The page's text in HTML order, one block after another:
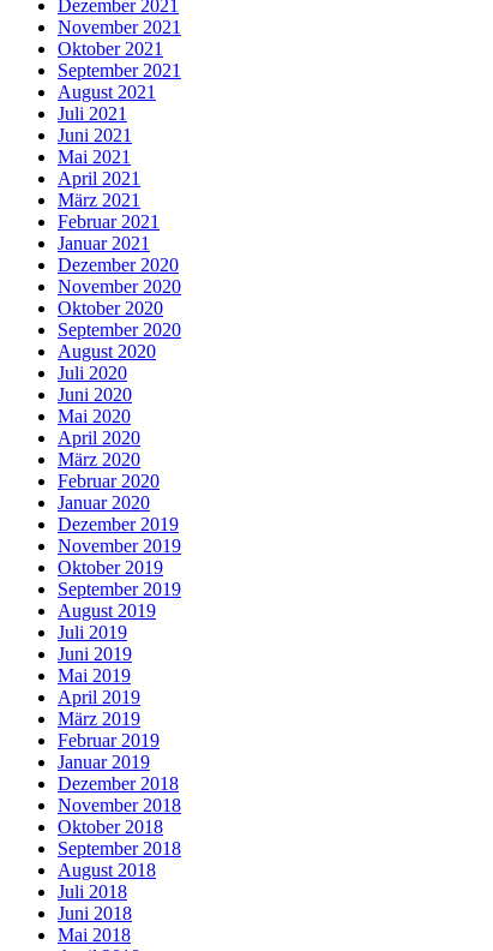
Dezember 2021
November 2021
Oktober 2021
September 2021
August 2021
Juli 2021
Juni 2021
Mai 2021
April 2021
März 2021
Februar 2021
Januar 2021
Dezember 2020
November 2020
Oktober 2020
September 2020
August 2020
Juli 2020
Juni 2020
Mai 2020
April 2020
März 2020
Februar 2020
Januar 2020
Dezember 2019
November 2019
Oktober 2019
September 2019
August 2019
Juli 2019
Juni 2019
Mai 2019
April 2019
März 2019
Februar 2019
Januar 2019
Dezember 2018
November 2018
Oktober 2018
September 2018
August 2018
Juli 2018
Juni 2018
Mai 2018